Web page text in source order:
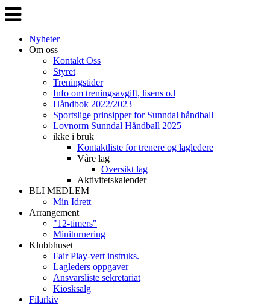
Veksle
navigasjon
Nyheter
Om oss
Kontakt Oss
Styret
Treningstider
Info om treningsavgift, lisens o.l
Håndbok 2022/2023
Sportslige prinsipper for Sunndal håndball
Lovnorm Sunndal Håndball 2025
ikke i bruk
Kontaktliste for trenere og lagledere
Våre lag
Oversikt lag
Aktivitetskalender
BLI MEDLEM
Min Idrett
Arrangement
"12-timers"
Miniturnering
Klubbhuset
Fair Play-vert instruks.
Lagleders oppgaver
Ansvarsliste sekretariat
Kiosksalg
Filarkiv